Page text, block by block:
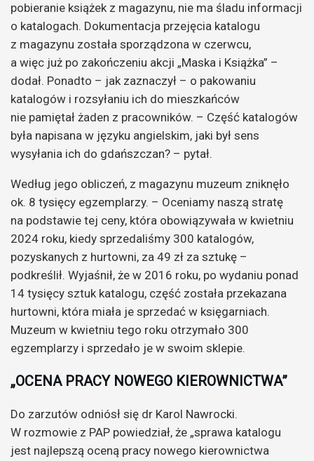
pobieranie książek z magazynu, nie ma śladu informacji
o katalogach. Dokumentacja przejęcia katalogu
z magazynu została sporządzona w czerwcu,
a więc już po zakończeniu akcji „Maska i Książka” –
dodał. Ponadto – jak zaznaczył – o pakowaniu
katalogów i rozsyłaniu ich do mieszkańców
nie pamiętał żaden z pracowników. – Część katalogów
była napisana w języku angielskim, jaki był sens
wysyłania ich do gdańszczan? – pytał.
Według jego obliczeń, z magazynu muzeum zniknęło
ok. 8 tysięcy egzemplarzy. – Oceniamy naszą stratę
na podstawie tej ceny, która obowiązywała w kwietniu
2024 roku, kiedy sprzedaliśmy 300 katalogów,
pozyskanych z hurtowni, za 49 zł za sztukę –
podkreślił. Wyjaśnił, że w 2016 roku, po wydaniu ponad
14 tysięcy sztuk katalogu, część została przekazana
hurtowni, która miała je sprzedać w księgarniach.
Muzeum w kwietniu tego roku otrzymało 300
egzemplarzy i sprzedało je w swoim sklepie.
„OCENA PRACY NOWEGO KIEROWNICTWA”
Do zarzutów odniósł się dr Karol Nawrocki.
W rozmowie z PAP powiedział, że „sprawa katalogu
jest najlepszą oceną pracy nowego kierownictwa